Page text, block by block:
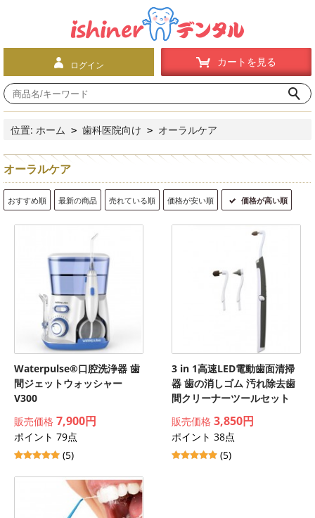
ログイン カートを見る
位置: ホーム > 歯科医院向け > オーラルケア
オーラルケア
おすすめ順 最新の商品 売れている順 価格が安い順 価格が高い順
Waterpulse®口腔洗浄器 歯
間ジェットウォッシャー
V300
販売価格 7,900円
ポイント 79点
(5)
3 in 1高速LED電動歯面清掃
器 歯の消しゴム 汚れ除去歯
間クリーナーツールセット
販売価格 3,850円
ポイント 38点
(5)